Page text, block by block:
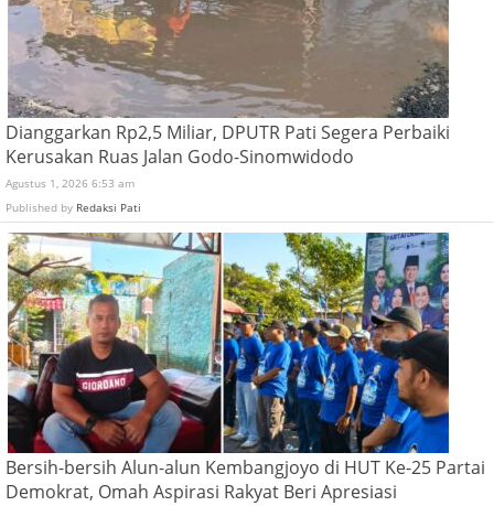
Dianggarkan Rp2,5 Miliar, DPUTR Pati Segera Perbaiki
Kerusakan Ruas Jalan Godo-Sinomwidodo
Agustus 1, 2026 6:53 am
Published by Redaksi Pati
Bersih-bersih Alun-alun Kembangjoyo di HUT Ke-25 Partai
Demokrat, Omah Aspirasi Rakyat Beri Apresiasi